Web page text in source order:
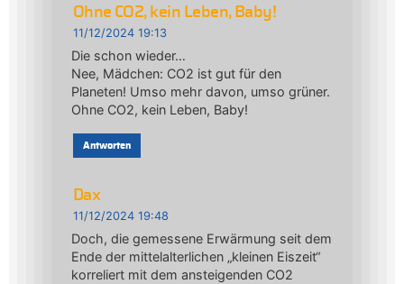
Ohne CO2, kein Leben, Baby!
11/12/2024 19:13
Die schon wieder…
Nee, Mädchen: CO2 ist gut für den
Planeten! Umso mehr davon, umso grüner.
Ohne CO2, kein Leben, Baby!
Antworten
Dax
11/12/2024 19:48
Doch, die gemessene Erwärmung seit dem
Ende der mittelalterlichen „kleinen Eiszeit“
korreliert mit dem ansteigenden CO2